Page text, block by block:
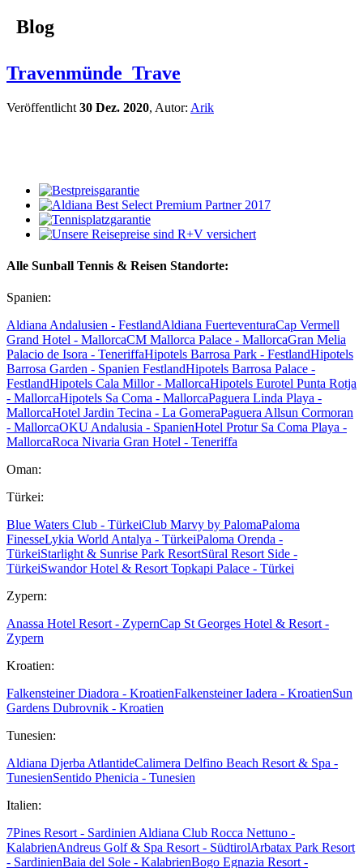
Blog
Travenmünde_Trave
Veröffentlicht 30 Dez. 2020, Autor: Arik
Alle Sunball Tennis & Reisen Standorte:
Spanien:
Aldiana Andalusien - FestlandAldiana FuerteventuraCap Vermell
Grand Hotel - MallorcaCM Mallorca Palace - MallorcaGran Melia
Palacio de Isora - TeneriffaHipotels Barrosa Park - FestlandHipotels
Barrosa Garden - Spanien FestlandHipotels Barrosa Palace -
FestlandHipotels Cala Millor - MallorcaHipotels Eurotel Punta Rotja
- MallorcaHipotels Sa Coma - MallorcaPaguera Linda Playa -
MallorcaHotel Jardin Tecina - La GomeraPaguera Allsun Cormoran
- MallorcaOKU Andalusia - SpanienHotel Protur Sa Coma Playa -
MallorcaRoca Nivaria Gran Hotel - Teneriffa
Oman:
Türkei:
Blue Waters Club - TürkeiClub Marvy by PalomaPaloma
FinesseLykia World Antalya - TürkeiPaloma Orenda -
TürkeiStarlight & Sunrise Park ResortSüral Resort Side -
TürkeiSwandor Hotel & Resort Topkapi Palace - Türkei
Zypern:
Anassa Hotel Resort - ZypernCap St Georges Hotel & Resort -
Zypern
Kroatien:
Falkensteiner Diadora - KroatienFalkensteiner Iadera - KroatienSun
Gardens Dubrovnik - Kroatien
Tunesien:
Aldiana Djerba AtlantideCalimera Delfino Beach Resort & Spa -
TunesienSentido Phenicia - Tunesien
Italien:
7Pines Resort - Sardinien Aldiana Club Rocca Nettuno -
KalabrienAndreus Golf & Spa Resort - SüdtirolArbatax Park Resort
- SardinienBaia del Sole - KalabrienBogo Egnazia Resort -